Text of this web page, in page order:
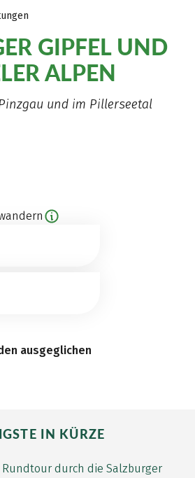
GIPFEL UND
ALPEN
und im Pillerseetal
ausgeglichen
IN KÜRZE
durch die Salzburger